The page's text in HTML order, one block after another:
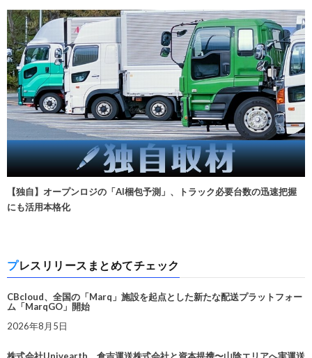
【独自】オープンロジの「AI梱包予測」、トラック必要台数の迅速把握
にも活用本格化
プレスリリースまとめてチェック
CBcloud、全国の「Marq」施設を起点とした新たな配送プラットフォー
ム「MarqGO」開始
2026年8月5日